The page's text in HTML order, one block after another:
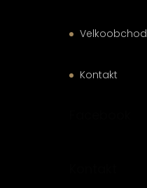
Velkoobchod
Kontakt